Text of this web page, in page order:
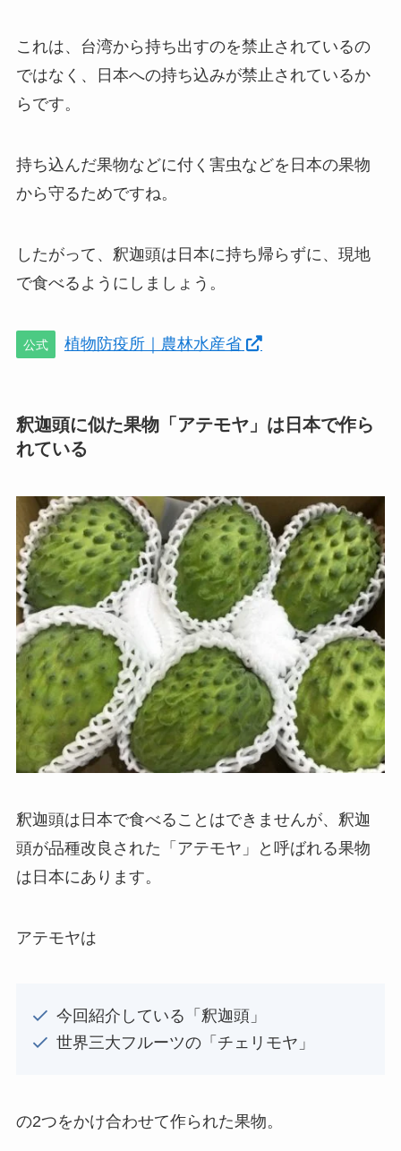
これは、台湾から持ち出すのを禁止されているの
ではなく、日本への持ち込みが禁止されているか
らです。
持ち込んだ果物などに付く害虫などを日本の果物
から守るためですね。
したがって、釈迦頭は日本に持ち帰らずに、現地
で食べるようにしましょう。
公式 植物防疫所｜農林水産省
釈迦頭に似た果物「アテモヤ」は日本で作ら
れている
釈迦頭は日本で食べることはできませんが、釈迦
頭が品種改良された「アテモヤ」と呼ばれる果物
は日本にあります。
アテモヤは
今回紹介している「釈迦頭」
世界三大フルーツの「チェリモヤ」
の2つをかけ合わせて作られた果物。